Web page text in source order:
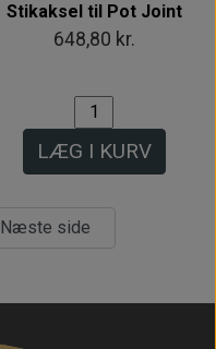
Stikaksel til Pot Joint
648,80 kr.
LÆG I KURV
Næste side